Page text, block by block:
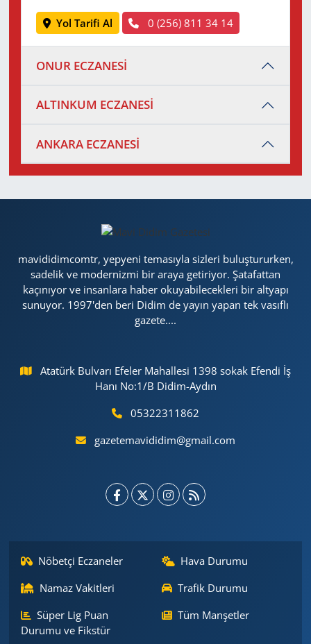
Yol Tarifi Al 0 (256) 811 34 14
ONUR ECZANESİ
ALTINKUM ECZANESİ
ANKARA ECZANESİ
mavididimcomtr, yepyeni temasıyla sizleri buluştururken,
sadelik ve modernizmi bir araya getiriyor. Şatafattan
kaçınıyor ve insanlara haber okuyabilecekleri bir altyapı
sunuyor. 1997'den beri Didim de yayın yapan tek vasıflı
gazete....
Atatürk Bulvarı Efeler Mahallesi 1398 sokak Efendi İş
Hanı No:1/B Didim-Aydın
05322311862
gazetemavididim@gmail.com
Nöbetçi Eczaneler
Hava Durumu
Namaz Vakitleri
Trafik Durumu
Süper Lig Puan
Durumu ve Fikstür
Tüm Manşetler